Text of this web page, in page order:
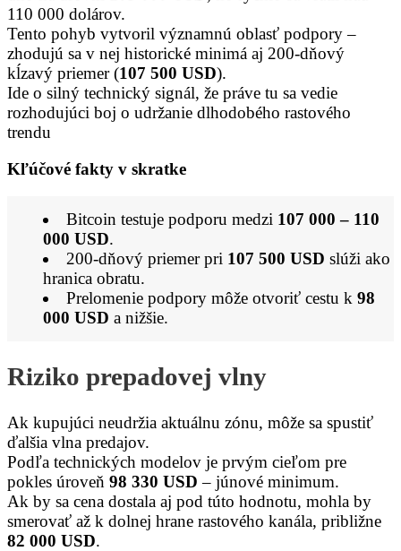
110 000 dolárov.
Tento pohyb vytvoril významnú oblasť podpory –
zhodujú sa v nej historické minimá aj 200-dňový
kĺzavý priemer (107 500 USD).
Ide o silný technický signál, že práve tu sa vedie
rozhodujúci boj o udržanie dlhodobého rastového
trendu
Kľúčové fakty v skratke
Bitcoin testuje podporu medzi 107 000 – 110
000 USD.
200-dňový priemer pri 107 500 USD slúži ako
hranica obratu.
Prelomenie podpory môže otvoriť cestu k 98
000 USD a nižšie.
Riziko prepadovej vlny
Ak kupujúci neudržia aktuálnu zónu, môže sa spustiť
ďalšia vlna predajov.
Podľa technických modelov je prvým cieľom pre
pokles úroveň 98 330 USD – júnové minimum.
Ak by sa cena dostala aj pod túto hodnotu, mohla by
smerovať až k dolnej hrane rastového kanála, približne
82 000 USD.